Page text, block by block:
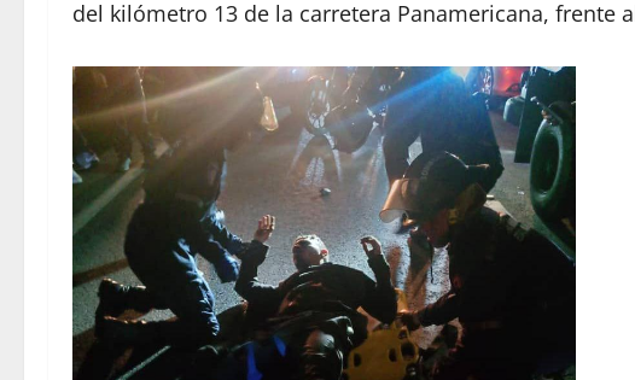
del kilómetro 13 de la carretera Panamericana, frente